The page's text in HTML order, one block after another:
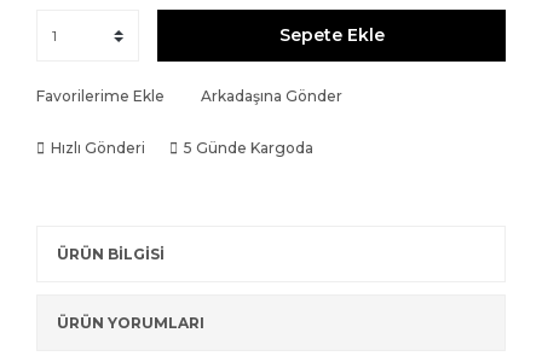
Sepete Ekle
Favorilerime Ekle Arkadaşına Gönder
Hızlı Gönderi 5 Günde Kargoda
ÜRÜN BİLGİSİ
ÜRÜN YORUMLARI